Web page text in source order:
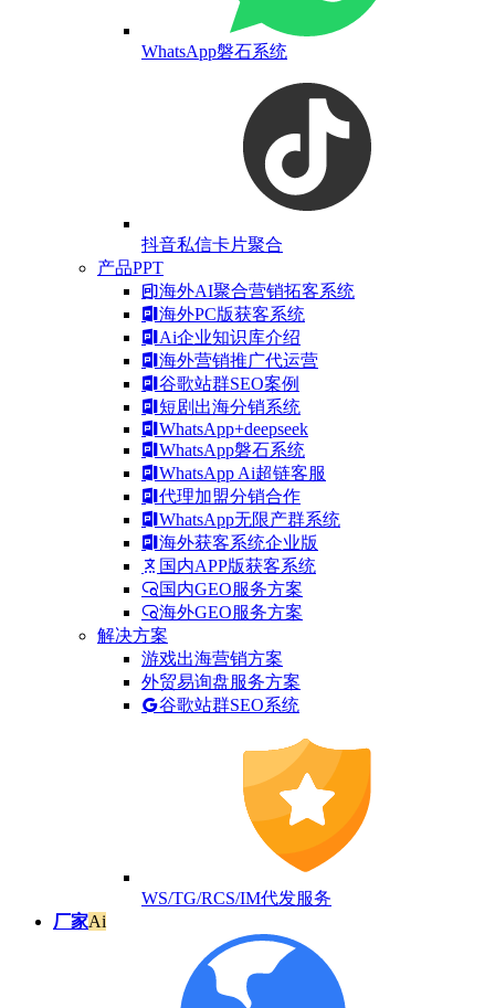
WhatsApp磐石系统
抖音私信卡片聚合
产品PPT
海外AI聚合营销拓客系统
海外PC版获客系统
Ai企业知识库介绍
海外营销推广代运营
谷歌站群SEO案例
短剧出海分销系统
WhatsApp+deepseek
WhatsApp磐石系统
WhatsApp Ai超链客服
代理加盟分销合作
WhatsApp无限产群系统
海外获客系统企业版
国内APP版获客系统
国内GEO服务方案
海外GEO服务方案
解决方案
游戏出海营销方案
外贸易询盘服务方案
谷歌站群SEO系统
WS/TG/RCS/IM代发服务
厂家Ai